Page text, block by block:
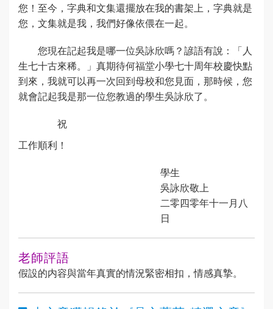
您！至今，字典和文集還擺放在我的書架上，字典就是
您，文集就是我，我們好像依偎在一起。
您現在記起我是哪一位吳詠欣嗎？諺語有說：「人
生七十古來稀。」真期待何福堂小學七十周年校慶快點
到來，我就可以再一次回到母校和您見面，那時候，您
就會記起我是那一位您教過的學生吳詠欣了。
祝
工作順利！
學生
吳詠欣敬上
二零四零年十一月八
日
老師評語
假設的内容與當年真實的情況緊密相扣，情感真摯。